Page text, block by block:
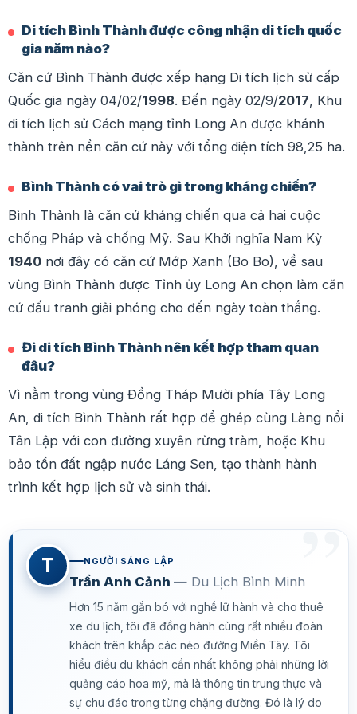
Di tích Bình Thành được công nhận di tích quốc
gia năm nào?
Căn cứ Bình Thành được xếp hạng Di tích lịch sử cấp
Quốc gia ngày 04/02/1998. Đến ngày 02/9/2017, Khu
di tích lịch sử Cách mạng tỉnh Long An được khánh
thành trên nền căn cứ này với tổng diện tích 98,25 ha.
Bình Thành có vai trò gì trong kháng chiến?
Bình Thành là căn cứ kháng chiến qua cả hai cuộc
chống Pháp và chống Mỹ. Sau Khởi nghĩa Nam Kỳ
1940 nơi đây có căn cứ Mớp Xanh (Bo Bo), về sau
vùng Bình Thành được Tỉnh ủy Long An chọn làm căn
cứ đấu tranh giải phóng cho đến ngày toàn thắng.
Đi di tích Bình Thành nên kết hợp tham quan
đâu?
Vì nằm trong vùng Đồng Tháp Mười phía Tây Long
An, di tích Bình Thành rất hợp để ghép cùng Làng nổi
Tân Lập với con đường xuyên rừng tràm, hoặc Khu
bảo tồn đất ngập nước Láng Sen, tạo thành hành
trình kết hợp lịch sử và sinh thái.
T NGƯỜI SÁNG LẬP
Trần Anh Cảnh — Du Lịch Bình Minh
Hơn 15 năm gắn bó với nghề lữ hành và cho thuê
xe du lịch, tôi đã đồng hành cùng rất nhiều đoàn
khách trên khắp các nẻo đường Miền Tây. Tôi
hiểu điều du khách cần nhất không phải những lời
quảng cáo hoa mỹ, mà là thông tin trung thực và
sự chu đáo trong từng chặng đường. Đó là lý do